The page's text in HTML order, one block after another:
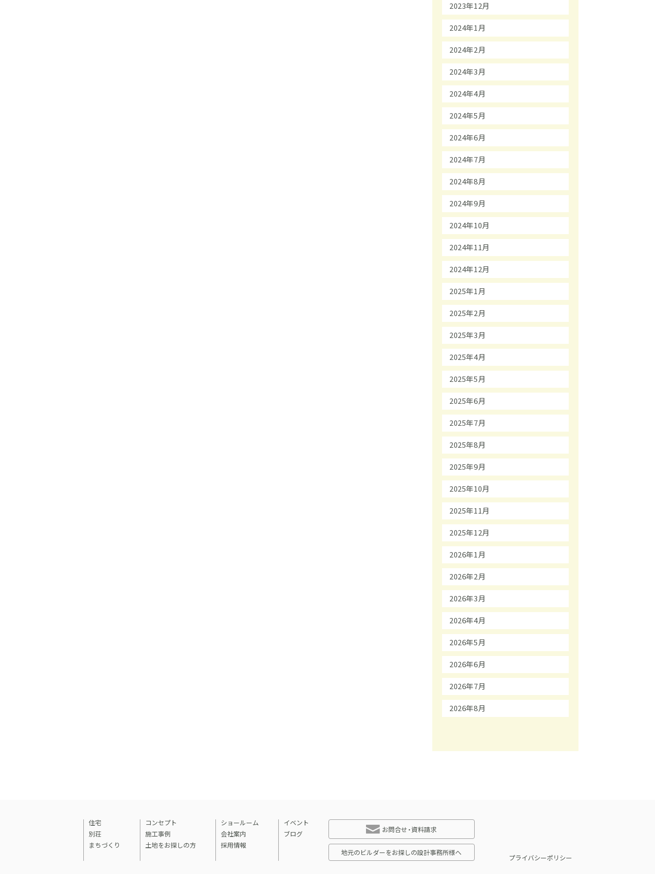
2023年12月
2024年1月
2024年2月
2024年3月
2024年4月
2024年5月
2024年6月
2024年7月
2024年8月
2024年9月
2024年10月
2024年11月
2024年12月
2025年1月
2025年2月
2025年3月
2025年4月
2025年5月
2025年6月
2025年7月
2025年8月
2025年9月
2025年10月
2025年11月
2025年12月
2026年1月
2026年2月
2026年3月
2026年4月
2026年5月
2026年6月
2026年7月
2026年8月
住宅
別荘
まちづくり
コンセプト
施工事例
土地をお探しの方
ショールーム
会社案内
採用情報
イベント
ブログ
お問合せ・資料請求
地元のビルダーをお探しの設計事務所様へ
プライバシーポリシー